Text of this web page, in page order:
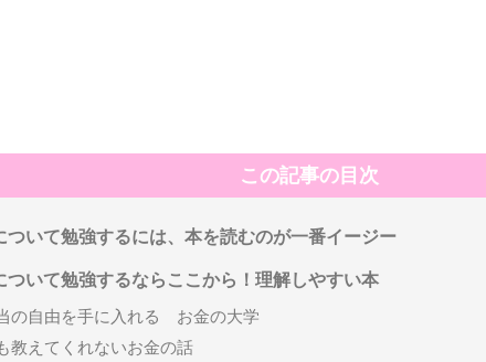
この記事の目次
ついて勉強するには、本を読むのが一番イージー
ついて勉強するならここから！理解しやすい本
の自由を手に入れる お金の大学
教えてくれないお金の話